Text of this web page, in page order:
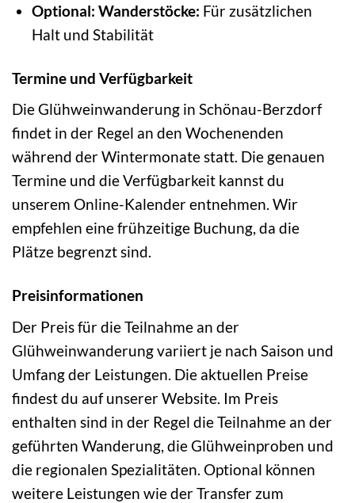
Optional: Wanderstöcke: Für zusätzlichen
Halt und Stabilität
Termine und Verfügbarkeit
Die Glühweinwanderung in Schönau-Berzdorf
findet in der Regel an den Wochenenden
während der Wintermonate statt. Die genauen
Termine und die Verfügbarkeit kannst du
unserem Online-Kalender entnehmen. Wir
empfehlen eine frühzeitige Buchung, da die
Plätze begrenzt sind.
Preisinformationen
Der Preis für die Teilnahme an der
Glühweinwanderung variiert je nach Saison und
Umfang der Leistungen. Die aktuellen Preise
findest du auf unserer Website. Im Preis
enthalten sind in der Regel die Teilnahme an der
geführten Wanderung, die Glühweinproben und
die regionalen Spezialitäten. Optional können
weitere Leistungen wie der Transfer zum